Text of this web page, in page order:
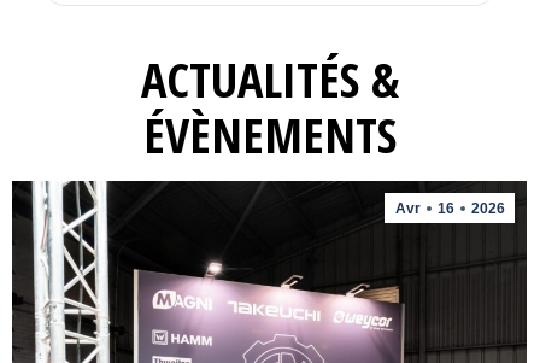
ACTUALITÉS &
ÉVÈNEMENTS
Avr 16 2026